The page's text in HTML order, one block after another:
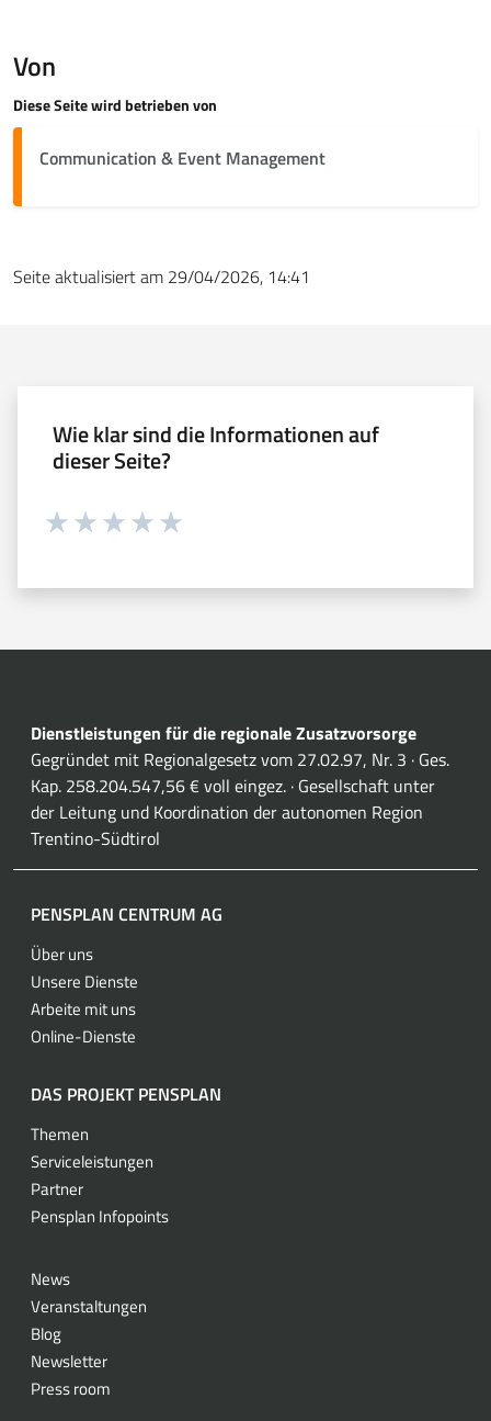
Von
Diese Seite wird betrieben von
Communication & Event Management
Seite aktualisiert am 29/04/2026, 14:41
Wie klar sind die Informationen auf
dieser Seite?
Dienstleistungen für die regionale Zusatzvorsorge
Gegründet mit Regionalgesetz vom 27.02.97, Nr. 3 · Ges.
Kap. 258.204.547,56 € voll eingez. · Gesellschaft unter
der Leitung und Koordination der autonomen Region
Trentino-Südtirol
PENSPLAN CENTRUM AG
Über uns
Unsere Dienste
Arbeite mit uns
Online-Dienste
DAS PROJEKT PENSPLAN
Themen
Serviceleistungen
Partner
Pensplan Infopoints
News
Veranstaltungen
Blog
Newsletter
Press room